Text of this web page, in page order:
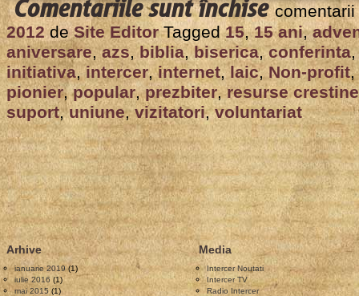
Comentariile sunt închisepentru
Intercer
a
implinit
15
ani
de
activitate!
2012 de Site EditorTagged15,15 ani,
aniversare,azs,biblia,biserica,conferinta
initiativa,intercer,internet,laic,Non-profit,
pionier,popular,prezbiter,resurse crestine
suport,uniune,vizitatori,voluntariat
Arhive
ianuarie 2019(1)
iulie 2016 (1)
mai 2015(1)
Media
Intercer Noutati
Intercer TV
Radio Intercer